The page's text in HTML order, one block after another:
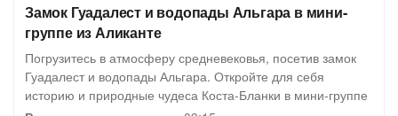
Замок Гуадалест и водопады Альгара в мини-
группе из Аликанте
Погрузитесь в атмосферу средневековья, посетив замок
Гуадалест и водопады Альгара. Откройте для себя
историю и природные чудеса Коста-Бланки в мини-группе